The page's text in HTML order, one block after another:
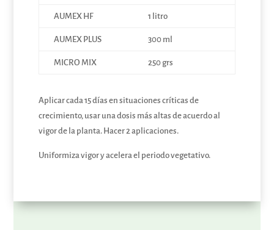
AUMEX HF 1 litro
AUMEX PLUS 300 ml
MICRO MIX 250 grs
Aplicar cada 15 días en situaciones críticas de
crecimiento, usar una dosis más altas de acuerdo al
vigor de la planta. Hacer 2 aplicaciones.
Uniformiza vigor y acelera el periodo vegetativo.